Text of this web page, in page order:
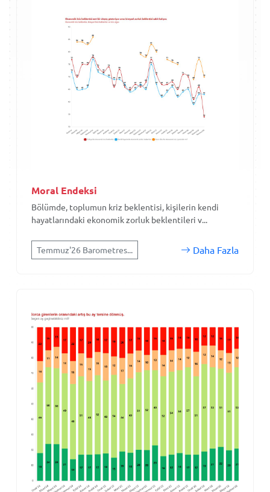
Moral Endeksi
Bölümde, toplumun kriz beklentisi, kişilerin kendi
hayatlarındaki ekonomik zorluk beklentileri v...
Temmuz'26 Barometres... Daha Fazla